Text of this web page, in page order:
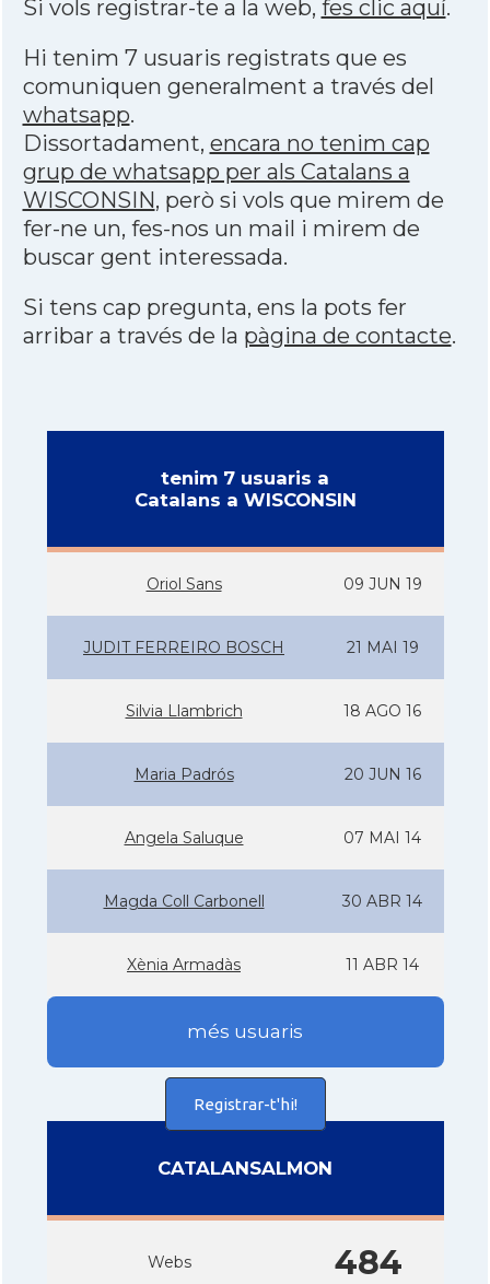
Si vols registrar-te a la web, fes clic aquí.
Hi tenim 7 usuaris registrats que es
comuniquen generalment a través del
whatsapp.
Dissortadament, encara no tenim cap
grup de whatsapp per als Catalans a
WISCONSIN, però si vols que mirem de
fer-ne un, fes-nos un mail i mirem de
buscar gent interessada.
Si tens cap pregunta, ens la pots fer
arribar a través de la pàgina de contacte.
tenim 7 usuaris a
Catalans a WISCONSIN
Oriol Sans 09 JUN 19
JUDIT FERREIRO BOSCH 21 MAI 19
Silvia Llambrich 18 AGO 16
Maria Padrós 20 JUN 16
Angela Saluque 07 MAI 14
Magda Coll Carbonell 30 ABR 14
Xènia Armadàs 11 ABR 14
més usuaris
Registrar-t'hi!
CATALANSALMON
Webs 484